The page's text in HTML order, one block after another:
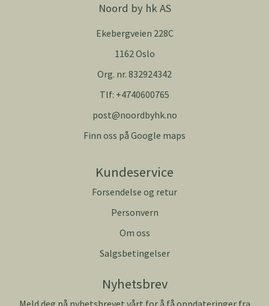
Noord by hk AS
Ekebergveien 228C
1162 Oslo
Org. nr. 832924342
Tlf: +4740600765
post@noordbyhk.no
Finn oss på Google maps
Kundeservice
Forsendelse og retur
Personvern
Om oss
Salgsbetingelser
Nyhetsbrev